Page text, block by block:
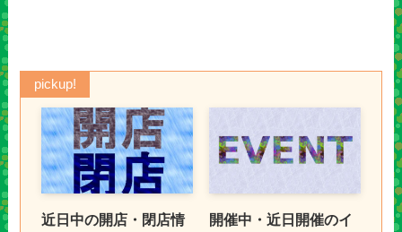
pickup!
近日中の開店・閉店情
開催中・近日開催のイ